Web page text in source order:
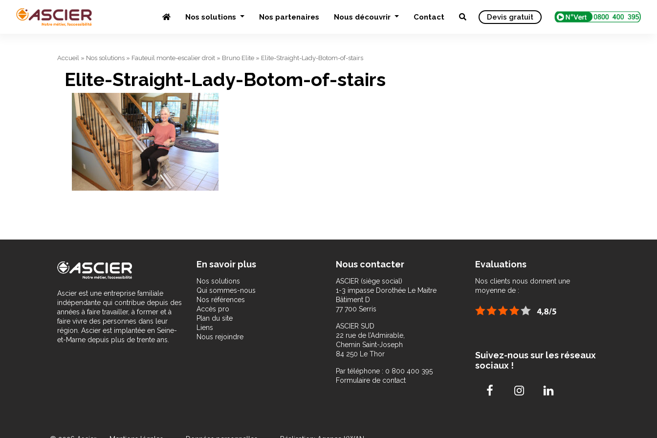
Nos solutions Nos partenaires Nous découvrir Contact Devis gratuit
Accueil » Nos solutions » Fauteuil monte-escalier droit » Bruno Elite » Elite-Straight-Lady-Botom-of-stairs
Elite-Straight-Lady-Botom-of-stairs
Ascier est une entreprise familiale
indépendante qui contribue depuis des
années à faire travailler, à former et à
faire vivre des personnes dans leur
région. Ascier est implantée en Seine-
et-Marne depuis plus de trente ans.
En savoir plus
Nos solutions
Qui sommes-nous
Nos références
Accès pro
Plan du site
Liens
Nous rejoindre
Nous contacter
ASCIER (siège social)
1-3 impasse Dorothée Le Maitre
Bâtiment D
77 700 Serris
ASCIER SUD
22 rue de l’Admirable,
Chemin Saint-Joseph
84 250 Le Thor
Par téléphone : 0 800 400 395
Formulaire de contact
Evaluations
Nos clients nous donnent une
moyenne de :
Suivez-nous sur les réseaux
sociaux !